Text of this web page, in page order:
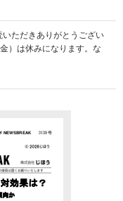
いただきありがとうござい
）は休みになります。な